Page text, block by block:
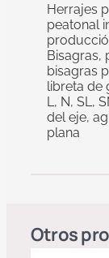
Herrajes
peatonal
Bisagras,
bisagras
libreta de
L, N, SL,
del eje,
plana
Otros